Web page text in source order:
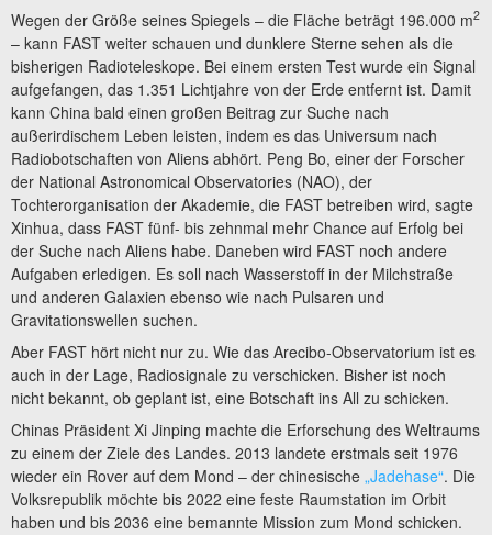
Wegen der Größe seines Spiegels – die Fläche beträgt 196.000 m2
– kann FAST weiter schauen und dunklere Sterne sehen als die
bisherigen Radioteleskope. Bei einem ersten Test wurde ein Signal
aufgefangen, das 1.351 Lichtjahre von der Erde entfernt ist. Damit
kann China bald einen großen Beitrag zur Suche nach
außerirdischem Leben leisten, indem es das Universum nach
Radiobotschaften von Aliens abhört. Peng Bo, einer der Forscher
der National Astronomical Observatories (NAO), der
Tochterorganisation der Akademie, die FAST betreiben wird, sagte
Xinhua, dass FAST fünf- bis zehnmal mehr Chance auf Erfolg bei
der Suche nach Aliens habe. Daneben wird FAST noch andere
Aufgaben erledigen. Es soll nach Wasserstoff in der Milchstraße
und anderen Galaxien ebenso wie nach Pulsaren und
Gravitationswellen suchen.
Aber FAST hört nicht nur zu. Wie das Arecibo-Observatorium ist es
auch in der Lage, Radiosignale zu verschicken. Bisher ist noch
nicht bekannt, ob geplant ist, eine Botschaft ins All zu schicken.
Chinas Präsident Xi Jinping machte die Erforschung des Weltraums
zu einem der Ziele des Landes. 2013 landete erstmals seit 1976
wieder ein Rover auf dem Mond – der chinesische „Jadehase“. Die
Volksrepublik möchte bis 2022 eine feste Raumstation im Orbit
haben und bis 2036 eine bemannte Mission zum Mond schicken.